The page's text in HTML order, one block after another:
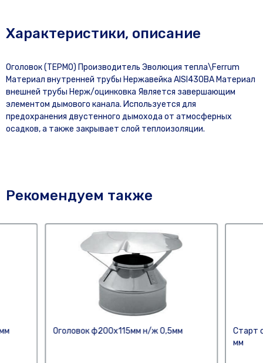
Характеристики, описание
Оголовок (ТЕРМО) Производитель Эволюция тепла\Ferrum
Материал внутренней трубы Нержавейка AISI430BA Материал
внешней трубы Нерж/оцинковка Является завершающим
элементом дымового канала. Используется для
предохранения двустенного дымохода от атмосферных
осадков, а также закрывает слой теплоизоляции.
Рекомендуем также
Оголовок ф200х115мм н/ж 0,5мм
Старт
мм